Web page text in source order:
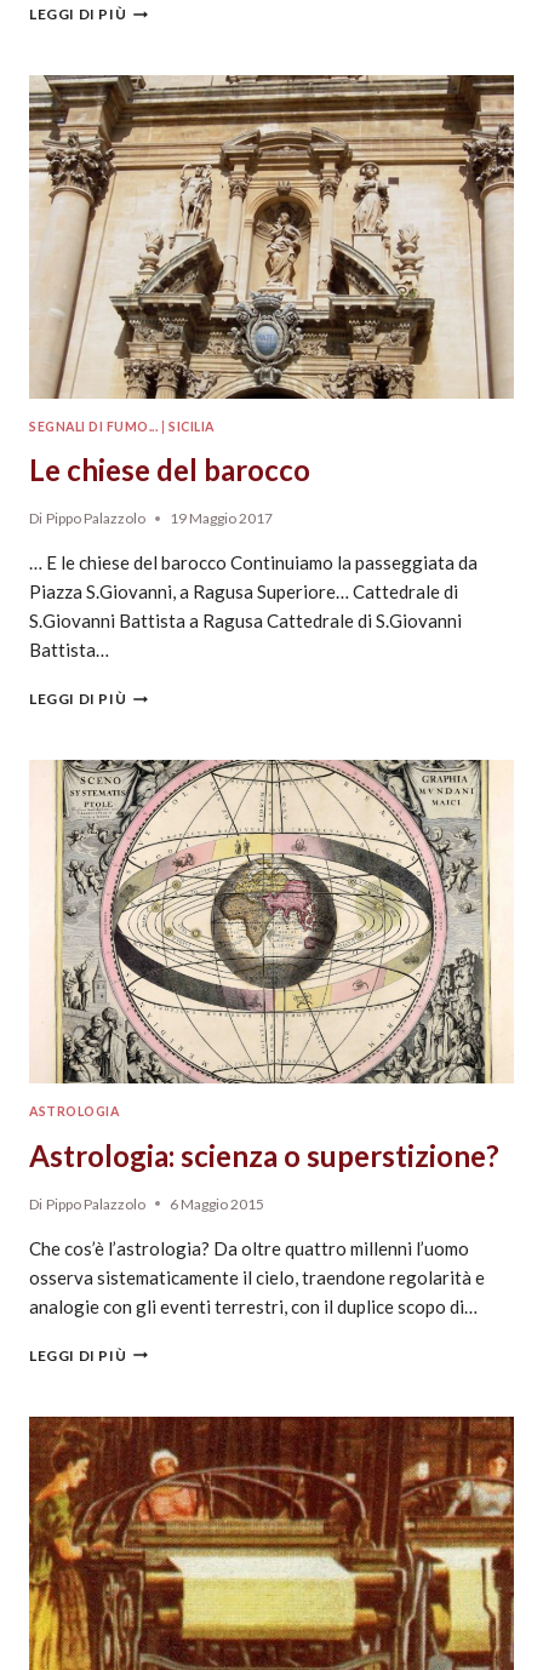
LEGGI DI PIÙ
SEGNALI DI FUMO... |SICILIA
Le chiese del barocco
Di Pippo Palazzolo 19 Maggio 2017
… E le chiese del barocco Continuiamo la passeggiata da
Piazza S.Giovanni, a Ragusa Superiore… Cattedrale di
S.Giovanni Battista a Ragusa Cattedrale di S.Giovanni
Battista…
LEGGI DI PIÙ
ASTROLOGIA
Astrologia: scienza o superstizione?
Di Pippo Palazzolo 6 Maggio 2015
Che cos’è l’astrologia? Da oltre quattro millenni l’uomo
osserva sistematicamente il cielo, traendone regolarità e
analogie con gli eventi terrestri, con il duplice scopo di…
LEGGI DI PIÙ